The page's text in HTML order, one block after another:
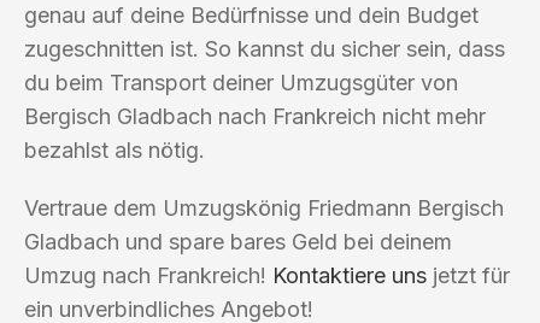
genau auf deine Bedürfnisse und dein Budget
zugeschnitten ist. So kannst du sicher sein, dass
du beim Transport deiner Umzugsgüter von
Bergisch Gladbach nach Frankreich nicht mehr
bezahlst als nötig.
Vertraue dem Umzugskönig Friedmann Bergisch
Gladbach und spare bares Geld bei deinem
Umzug nach Frankreich! Kontaktiere uns jetzt für
ein unverbindliches Angebot!